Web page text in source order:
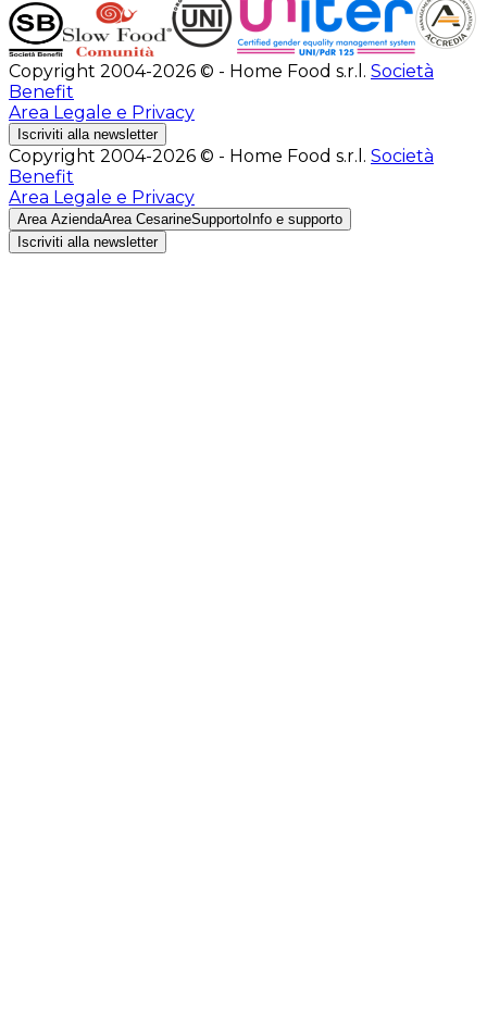
Copyright 2004-2026 © - Home Food s.r.l. Società
Benefit
Area Legale e Privacy
Iscriviti alla newsletter
Copyright 2004-2026 © - Home Food s.r.l. Società
Benefit
Area Legale e Privacy
Area AziendaArea CesarineSupporto Info e supporto
Iscriviti alla newsletter